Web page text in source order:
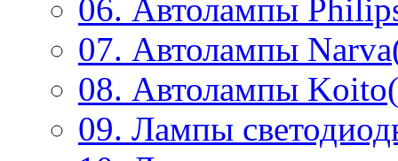
06. Автолампы
07. Автолампы
08. Автолампы
09. Лампы